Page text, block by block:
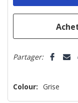
plus
Partager:
Colour: Grise